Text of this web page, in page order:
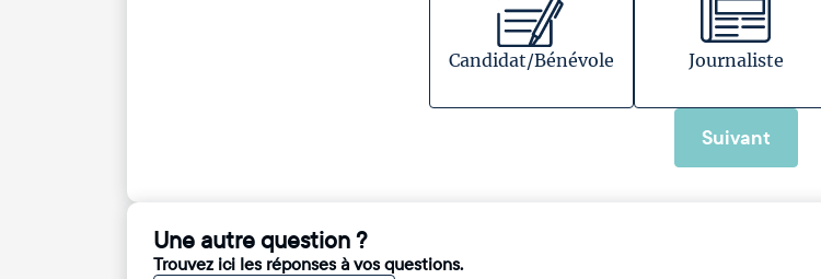
Candidat/Bénévole Journaliste
Suivant
Une autre question ?
Trouvez ici les réponses à vos questions.